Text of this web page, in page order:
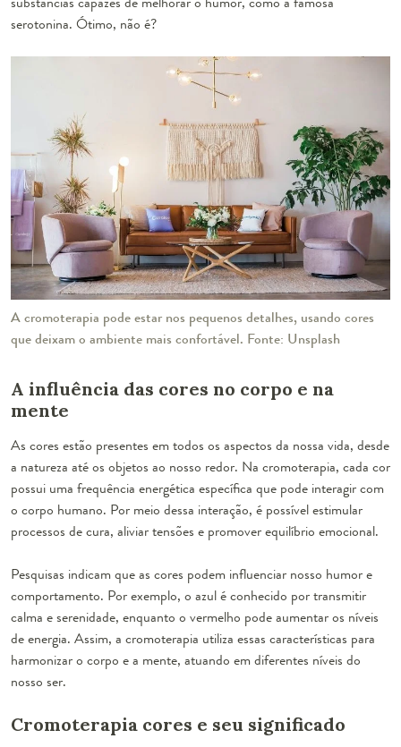
serotonina. Ótimo, não é?
A cromoterapia pode estar nos pequenos detalhes, usando cores
que deixam o ambiente mais confortável. Fonte: Unsplash
A influência das cores no corpo e na
mente
As cores estão presentes em todos os aspectos da nossa vida, desde
a natureza até os objetos ao nosso redor. Na cromoterapia, cada cor
possui uma frequência energética específica que pode interagir com
o corpo humano. Por meio dessa interação, é possível estimular
processos de cura, aliviar tensões e promover equilíbrio emocional.
Pesquisas indicam que as cores podem influenciar nosso humor e
comportamento. Por exemplo, o azul é conhecido por transmitir
calma e serenidade, enquanto o vermelho pode aumentar os níveis
de energia. Assim, a cromoterapia utiliza essas características para
harmonizar o corpo e a mente, atuando em diferentes níveis do
nosso ser.
Cromoterapia cores e seu significado